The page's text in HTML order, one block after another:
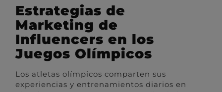
Estrategias de
Marketing de
Influencers en los
Juegos Olímpicos
Los atletas olímpicos comparten sus
experiencias y entrenamientos diarios en